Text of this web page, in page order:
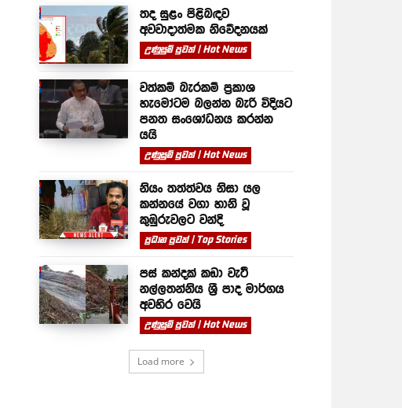
තද සුළං පිළිබඳව
අවවාදාත්මක නිවේදනයක්
උණුසුම් පුවත් | Hot News
වත්කම් බැරකම් ප්‍රකාශ
හැමෝටම බලන්න බැරි විදියට
පනත සංශෝධනය කරන්න
යයි
උණුසුම් පුවත් | Hot News
නියං තත්ත්වය නිසා යල
කන්නයේ වගා හානි වූ
කුඹුරුවලට වන්දි
ප්‍රධාන පුවත් | Top Stories
පස් කන්දක් කඩා වැටී
නල්ලතන්නිය ශ්‍රී පාද මාර්ගය
අවහිර වෙයි
උණුසුම් පුවත් | Hot News
Load more